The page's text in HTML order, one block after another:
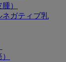
）
ガティブ乳